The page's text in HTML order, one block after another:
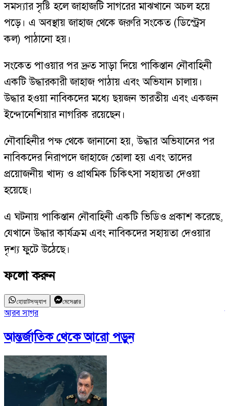
সমস্যার সৃষ্টি হলে জাহাজটি সাগরের মাঝখানে অচল হয়ে
পড়ে। এ অবস্থায় জাহাজ থেকে জরুরি সংকেত (ডিস্ট্রেস
কল) পাঠানো হয়।
সংকেত পাওয়ার পর দ্রুত সাড়া দিয়ে পাকিস্তান নৌবাহিনী
একটি উদ্ধারকারী জাহাজ পাঠায় এবং অভিযান চালায়।
উদ্ধার হওয়া নাবিকদের মধ্যে ছয়জন ভারতীয় এবং একজন
ইন্দোনেশিয়ার নাগরিক রয়েছেন।
নৌবাহিনীর পক্ষ থেকে জানানো হয়, উদ্ধার অভিযানের পর
নাবিকদের নিরাপদে জাহাজে তোলা হয় এবং তাদের
প্রয়োজনীয় খাদ্য ও প্রাথমিক চিকিৎসা সহায়তা দেওয়া
হয়েছে।
এ ঘটনায় পাকিস্তান নৌবাহিনী একটি ভিডিও প্রকাশ করেছে,
যেখানে উদ্ধার কার্যক্রম এবং নাবিকদের সহায়তা দেওয়ার
দৃশ্য ফুটে উঠেছে।
ফলো করুন
হোয়াটসঅ্যাপ মেসেঞ্জার
আরব সাগর
আন্তর্জাতিকথেকে আরো পড়ুন